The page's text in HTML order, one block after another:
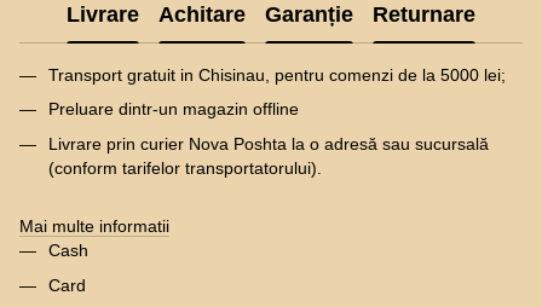
Livrare Achitare Garanție Returnare
Transport gratuit in Chisinau, pentru comenzi de la 5000 lei;
Preluare dintr-un magazin offline
Livrare prin curier Nova Poshta la o adresă sau sucursală
(conform tarifelor transportatorului).
Mai multe informatii
Cash
Card